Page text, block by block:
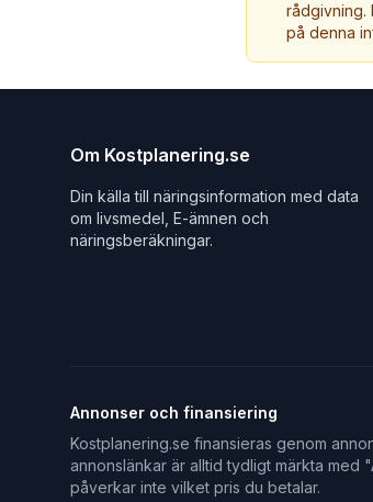
rådgivning.
på denna
Om Kostplanering.se
Din källa till näringsinformation med data
om livsmedel, E-ämnen och
näringsberäkningar.
Annonser och finansiering
Kostplanering.se finansieras genom
annonslänkar är alltid tydligt märkta med
påverkar inte vilket pris du betalar.